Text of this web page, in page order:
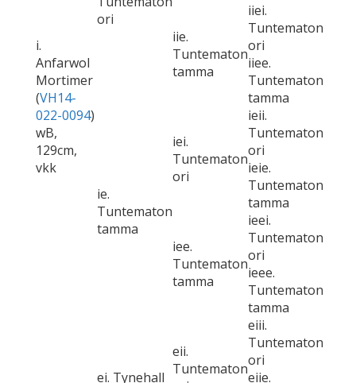
i.
Anfarwol
Mortimer
(VH14-
022-0094)
wB,
129cm,
vkk
ori
iie.
Tuntematon
tamma
iiei.
Tuntematon
ori
iiee.
Tuntematon
tamma
ie.
Tuntematon
tamma
iei.
Tuntematon
ori
ieii.
Tuntematon
ori
ieie.
Tuntematon
tamma
iee.
Tuntematon
tamma
ieei.
Tuntematon
ori
ieee.
Tuntematon
tamma
ei. Tynehall
eii.
Tuntematon
eiii.
Tuntematon
ori
eiie.